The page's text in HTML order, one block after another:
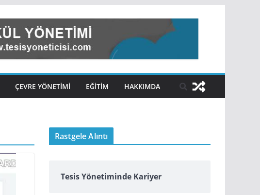
ÇEVRE YÖNETIMI EĞITIM HAKKIMDA
Rastgele Alıntı
Tesis Yönetiminde Kariyer